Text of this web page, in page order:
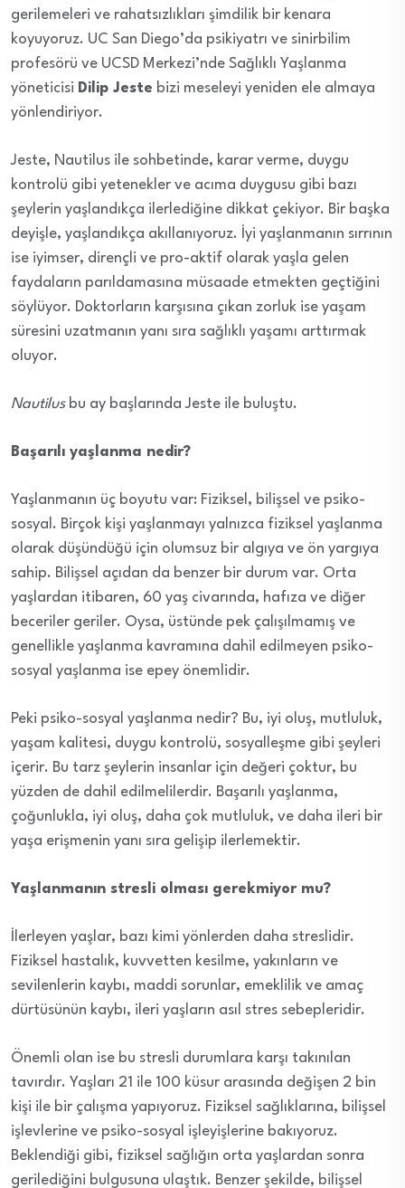
gerilemeleri ve rahatsızlıkları şimdilik bir kenara
koyuyoruz. UC San Diego’da psikiyatrı ve sinirbilim
profesörü ve UCSD Merkezi’nde Sağlıklı Yaşlanma
yöneticisi Dilip Jeste bizi meseleyi yeniden ele almaya
yönlendiriyor.
Jeste, Nautilus ile sohbetinde, karar verme, duygu
kontrolü gibi yetenekler ve acıma duygusu gibi bazı
şeylerin yaşlandıkça ilerlediğine dikkat çekiyor. Bir başka
deyişle, yaşlandıkça akıllanıyoruz. İyi yaşlanmanın sırrının
ise iyimser, dirençli ve pro-aktif olarak yaşla gelen
faydaların parıldamasına müsaade etmekten geçtiğini
söylüyor. Doktorların karşısına çıkan zorluk ise yaşam
süresini uzatmanın yanı sıra sağlıklı yaşamı arttırmak
oluyor.
Nautilusbu ay başlarında Jeste ile buluştu.
Başarılı yaşlanma nedir?
Yaşlanmanın üç boyutu var: Fiziksel, bilişsel ve psiko-
sosyal. Birçok kişi yaşlanmayı yalnızca fiziksel yaşlanma
olarak düşündüğü için olumsuz bir algıya ve ön yargıya
sahip. Bilişsel açıdan da benzer bir durum var. Orta
yaşlardan itibaren, 60 yaş civarında, hafıza ve diğer
beceriler geriler. Oysa, üstünde pek çalışılmamış ve
genellikle yaşlanma kavramına dahil edilmeyen psiko-
sosyal yaşlanma ise epey önemlidir.
Peki psiko-sosyal yaşlanma nedir? Bu, iyi oluş, mutluluk,
yaşam kalitesi, duygu kontrolü, sosyalleşme gibi şeyleri
içerir. Bu tarz şeylerin insanlar için değeri çoktur, bu
yüzden de dahil edilmelilerdir. Başarılı yaşlanma,
çoğunlukla, iyi oluş, daha çok mutluluk, ve daha ileri bir
yaşa erişmenin yanı sıra gelişip ilerlemektir.
Yaşlanmanın stresli olması gerekmiyor mu?
İlerleyen yaşlar, bazı kimi yönlerden daha streslidir.
Fiziksel hastalık, kuvvetten kesilme, yakınların ve
sevilenlerin kaybı, maddi sorunlar, emeklilik ve amaç
dürtüsünün kaybı, ileri yaşların asıl stres sebepleridir.
Önemli olan ise bu stresli durumlara karşı takınılan
tavırdır. Yaşları 21 ile 100 küsur arasında değişen 2 bin
kişi ile bir çalışma yapıyoruz. Fiziksel sağlıklarına, bilişsel
işlevlerine ve psiko-sosyal işleyişlerine bakıyoruz.
Beklendiği gibi, fiziksel sağlığın orta yaşlardan sonra
gerilediğini bulgusuna ulaştık. Benzer şekilde, bilişsel